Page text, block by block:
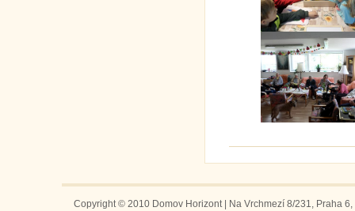
Copyright © 2010 Domov Horizont | Na Vrchmezí 8/231, Praha